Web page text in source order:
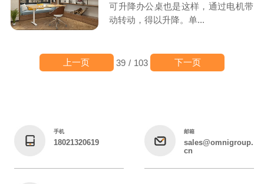
可升降办公桌也是这样，通过电机带
动转动，得以升降。单...
39 / 103
上一页 下一页
手机
18021320619
邮箱
sales@omnigroup.
cn